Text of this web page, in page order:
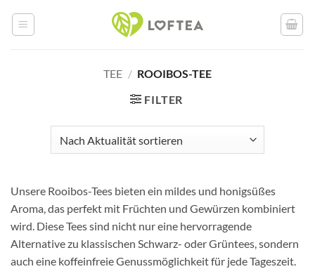
Inhalt
TEE / ROOIBOS-TEE
FILTER
Unsere Rooibos-Tees bieten ein mildes und honigsüßes
Aroma, das perfekt mit Früchten und Gewürzen kombiniert
wird. Diese Tees sind nicht nur eine hervorragende
Alternative zu klassischen Schwarz- oder Grüntees, sondern
auch eine koffeinfreie Genussmöglichkeit für jede Tageszeit.